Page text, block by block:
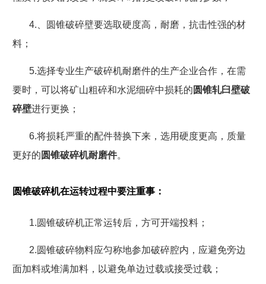
4. 、圆锥破碎壁要选取硬度高，耐磨，抗击性强的材
料；
5.选择专业生产破碎机耐磨件的生产企业合作，在需
要时，可以将矿山粗碎和水泥细碎中损耗的 圆锥轧臼壁破
碎壁进行更换；
6.将损耗严重的配件替换下来，选用硬度更高，质量
更好的 圆锥破碎机耐磨件。
圆锥破碎机在运转过程中要注重事：
1.圆锥破碎机正常运转后，方可开端投料；
2.圆锥破碎物料应匀称地参加破碎腔内，应避免旁边
面加料或堆满加料，以避免单边过载或接受过载；